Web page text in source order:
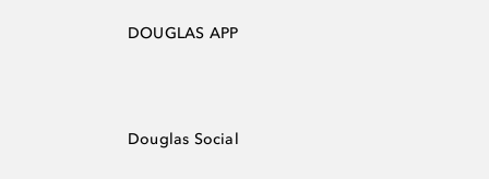
DOUGLAS APP
Douglas Social